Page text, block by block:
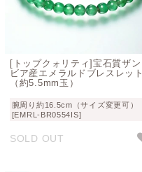
[トップクォリティ]宝石質ザン
ビア産エメラルドブレスレット
（約5.5mm玉）
腕周り約16.5cm（サイズ変更可）
[EMRL-BR0554IS]
SOLD OUT